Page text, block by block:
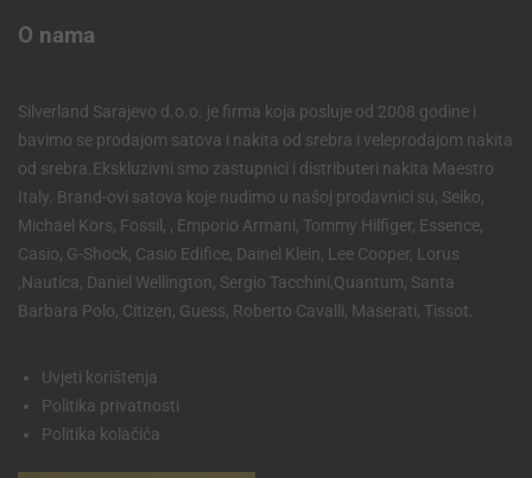
O nama
Silverland Sarajevo d.o.o. je firma koja posluje od 2008 godine i
bavimo se prodajom satova i nakita od srebra i veleprodajom nakita
od srebra.Ekskluzivni smo zastupnici i distributeri nakita Maestro
Italy. Brand-ovi satova koje nudimo u našoj prodavnici su, Seiko,
Michael Kors, Fossil, , Emporio Armani, Tommy Hilfiger, Essence,
Casio, G-Shock, Casio Edifice, Dainel Klein, Lee Cooper, Lorus
,Nautica, Daniel Wellington, Sergio Tacchini,Quantum, Santa
Barbara Polo, Citizen, Guess, Roberto Cavalli, Maserati, Tissot.
Uvjeti korištenja
Politika privatnosti
Politika kolačića